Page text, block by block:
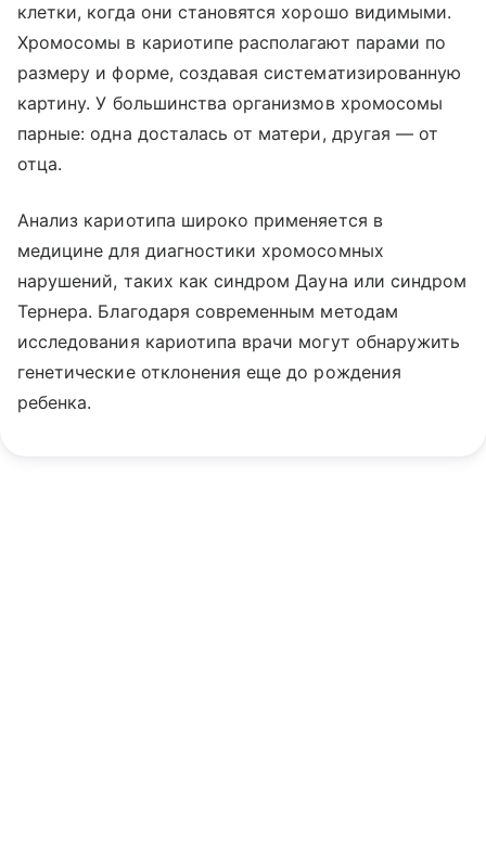
клетки, когда они становятся хорошо видимыми.
Хромосомы в кариотипе располагают парами по
размеру и форме, создавая систематизированную
картину. У большинства организмов хромосомы
парные: одна досталась от матери, другая — от
отца.
Анализ кариотипа широко применяется в
медицине для диагностики хромосомных
нарушений, таких как синдром Дауна или синдром
Тернера. Благодаря современным методам
исследования кариотипа врачи могут обнаружить
генетические отклонения еще до рождения
ребенка.